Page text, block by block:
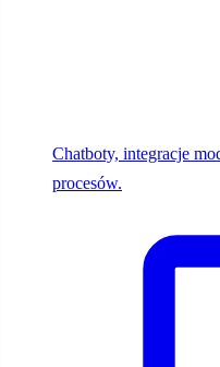
Chatboty, integracje
procesów.